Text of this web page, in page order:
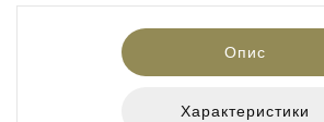
Опис
Характеристики